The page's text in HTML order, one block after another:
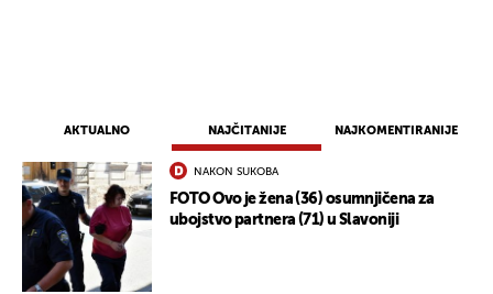
AKTUALNO NAJČITANIJE NAJKOMENTIRANIJE
NAKON SUKOBA
FOTO Ovo je žena (36) osumnjičena za
ubojstvo partnera (71) u Slavoniji
UKLJUČITE NOTIFIKACIJE